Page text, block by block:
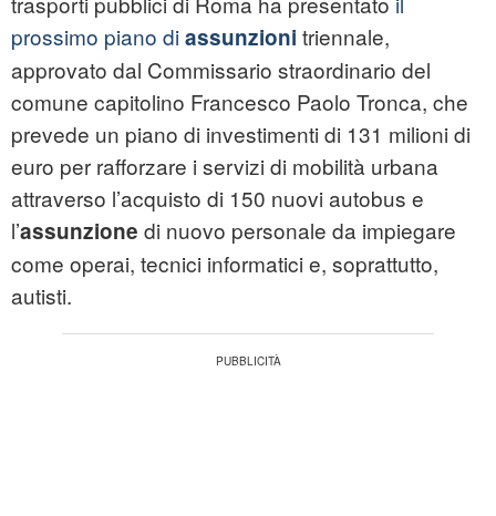
prossimo piano diassunzioni triennale,
approvato dal Commissario straordinario del
comune capitolino Francesco Paolo Tronca, che
prevede un piano di investimenti di 131 milioni di
euro per rafforzare i servizi di mobilità urbana
attraverso l’acquisto di 150 nuovi autobus e
l’assunzione di nuovo personale da impiegare
come operai, tecnici informatici e, soprattutto,
autisti.